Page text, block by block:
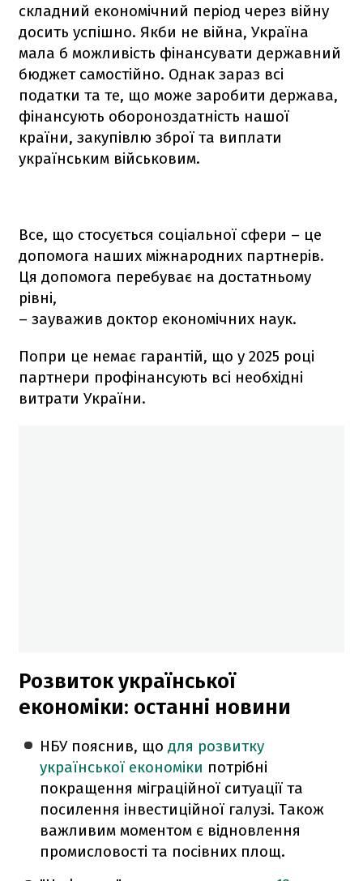
складний економічний період через війну
досить успішно. Якби не війна, Україна
мала б можливість фінансувати державний
бюджет самостійно. Однак зараз всі
податки та те, що може заробити держава,
фінансують обороноздатність нашої
країни, закупівлю зброї та виплати
українським військовим.
Все, що стосується соціальної сфери – це
допомога наших міжнародних партнерів.
Ця допомога перебуває на достатньому
рівні,
– зауважив доктор економічних наук.
Попри це немає гарантій, що у 2025 році
партнери профінансують всі необхідні
витрати України.
Розвиток української
економіки: останні новини
НБУ пояснив, щодля розвитку
української економіки потрібні
покращення міграційної ситуації та
посилення інвестиційної галузі. Також
важливим моментом є відновлення
промисловості та посівних площ.